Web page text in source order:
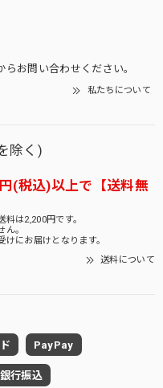
お問い合わせください。
私たちについて
除く)
(税込)以上で【送料無
は2,200円です。
。
にお届けとなります。
送料について
PayPay
銀行振込